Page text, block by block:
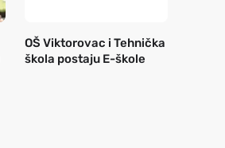
OŠ Viktorovac i Tehnička
škola postaju E-škole